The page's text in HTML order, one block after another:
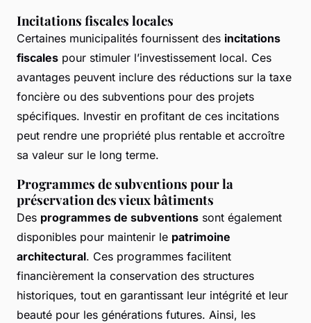
Incitations fiscales locales
Certaines municipalités fournissent des incitations
fiscales pour stimuler l’investissement local. Ces
avantages peuvent inclure des réductions sur la taxe
foncière ou des subventions pour des projets
spécifiques. Investir en profitant de ces incitations
peut rendre une propriété plus rentable et accroître
sa valeur sur le long terme.
Programmes de subventions pour la
préservation des vieux bâtiments
Des programmes de subventions sont également
disponibles pour maintenir le patrimoine
architectural. Ces programmes facilitent
financièrement la conservation des structures
historiques, tout en garantissant leur intégrité et leur
beauté pour les générations futures. Ainsi, les